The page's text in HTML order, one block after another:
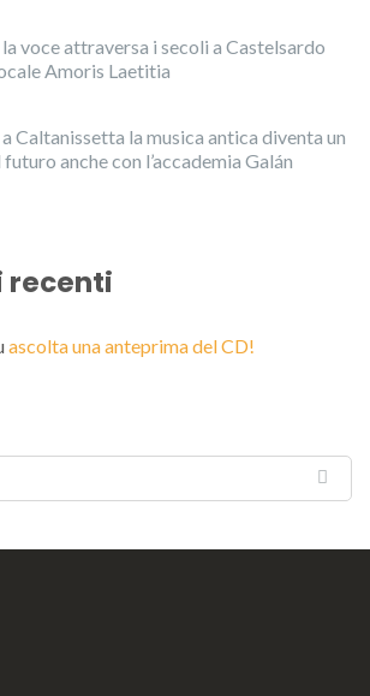
voce attraversa i secoli a Castelsardo
Amoris Laetitia
Caltanissetta la musica antica diventa un
anche con l’accademia Galán
recenti
ascolta una anteprima del CD!